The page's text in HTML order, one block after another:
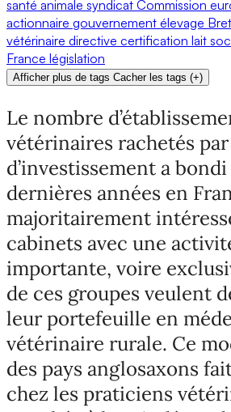
santé animale syndicat Commission
actionnaire gouvernement élevage
vétérinaire directive certification lait
France législation
Afficher plus de tags Cacher les tags (+)
Le nombre
vétérinaires rachetés
d’investissement a
dernières années en
majoritairement
cabinets avec une
importante, voire
de ces groupes veulent
leur portefeuille en
vétérinaire rurale. Ce
des pays anglosaxons
chez les praticiens